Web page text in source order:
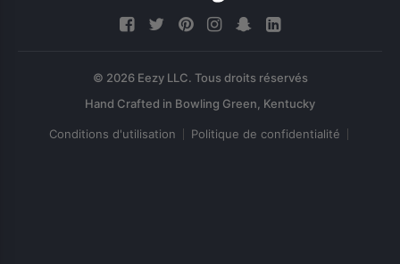
© 2026 Eezy LLC. Tous droits réservés
Conditions d'utilisation Politique de confidentialité